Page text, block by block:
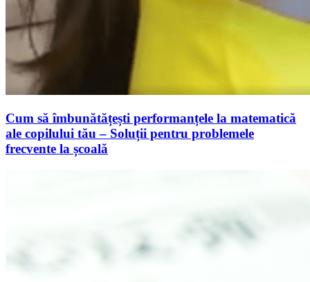
Cum să îmbunătățești performanțele la matematică
ale copilului tău – Soluții pentru problemele
frecvente la școală